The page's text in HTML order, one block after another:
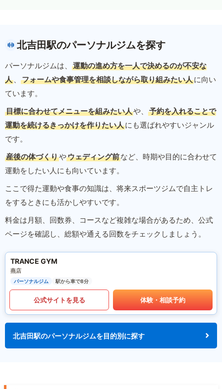
北吉田駅のパーソナルジムを探す
パーソナルジムは、
運動の進め方を一人で決めるのが不安な
人 、 フォームや食事管理を相談しながら取り組みたい人に向い
ています。
目標に合わせてメニューを組みたい人や、
予約を入れることで
運動を続けるきっかけを作りたい人にも選ばれやすいジャンル
です。
産後の体づくりやウェディング前など、時期や目的に合わせて
運動をしたい人にも向いています。
ここで得た運動や食事の知識は、将来スポーツジムで自主トレ
をするときにも活かしやすいです。
料金は月額、回数券、コースなど複雑な場合があるため、公式
ページを確認し、総額や通える回数をチェックしましょう。
TRANCE GYM
燕店
パーソナルジム 駅から車で8分
公式サイトを見る 体験・相談予約
北吉田駅のパーソナルジムを目的別に探す